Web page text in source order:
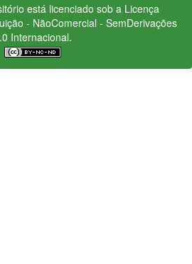
está licenciado sob a Licença
- NãoComercial - SemDerivações
Internacional.